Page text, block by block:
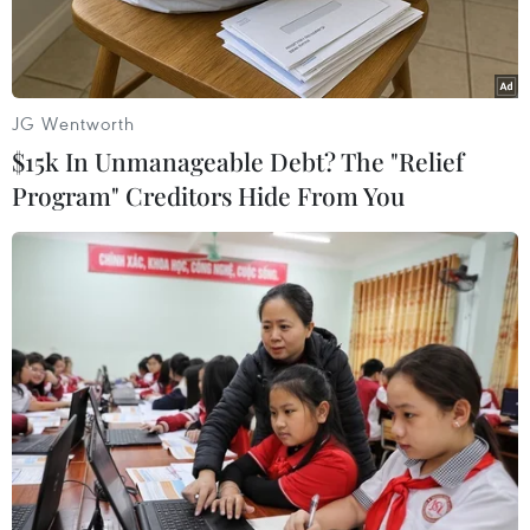
này.
Đồng tiền kỹ thuật số Bitcoin. (Ảnh: AFP/TTXVN)
Nhà quản lý quỹ phòng hộ Mark Yusko dự đoán
bitcoin sẽ tăng hơn gấp đôi trong năm nay và
chạm ngưỡng 150.000 USD đổi 1 bitcoin.
JG Wentworth
$15k In Unmanageable Debt? The "Relief
Program" Creditors Hide From You